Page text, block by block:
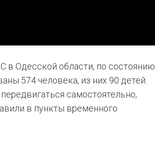
в Одесской области, по состоянию
574 человека, из них 90 детей.
самостоятельно,
в пункты временного